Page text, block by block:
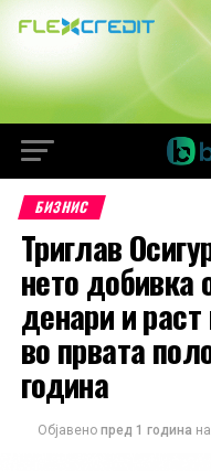
БИЗНИС
Триглав
нето добивка
денари и
во првата
година
Објавено пред 1 година на